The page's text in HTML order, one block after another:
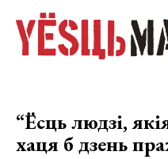
“Ёсць людзі,
хаця б дзень